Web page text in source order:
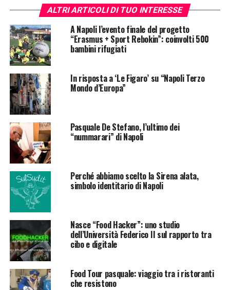
ALTRI ARTICOLI DI TUO INTERESSE
A Napoli l’evento finale del progetto
“Erasmus + Sport Rebokin”: coinvolti 500
bambini rifugiati
In risposta a ‘Le Figaro’ su “Napoli Terzo
Mondo d’Europa”
Pasquale De Stefano, l’ultimo dei
“nummarari” di Napoli
Perché abbiamo scelto la Sirena alata,
simbolo identitario di Napoli
Nasce “Food Hacker”: uno studio
dell’Università Federico II sul rapporto tra
cibo e digitale
Food Tour pasquale: viaggio tra i ristoranti
che resistono